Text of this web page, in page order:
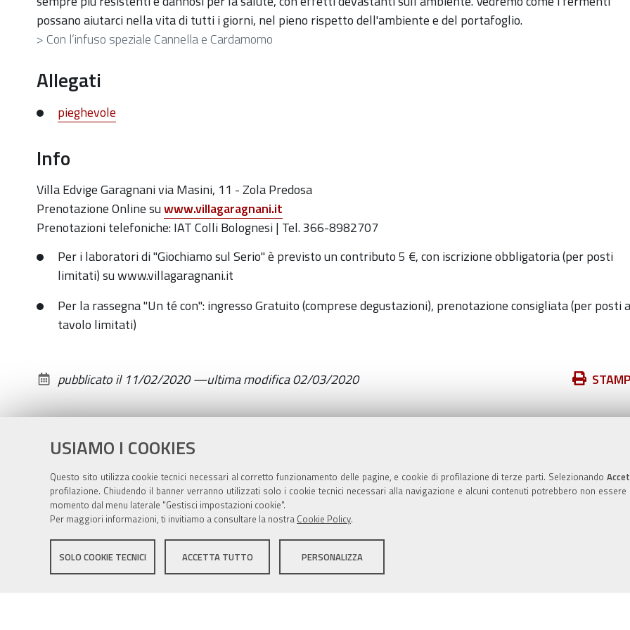
USIAMO I COOKIES
Questo sito utilizza cookie tecnici necessari al corretto funzionamento delle pagine, e cookie di profilazione di terze parti. Selezionando
profilazione. Chiudendo il banner verranno utilizzati solo i cookie tecnici necessari alla navigazione e alcuni contenuti potrebbero non
momento dal menu laterale "Gestisci impostazioni cookie".
Per maggiori informazioni, ti invitiamo a consultare la nostra Cookie Policy.
SOLO COOKIE TECNICI ACCETTA TUTTO PERSONALIZZA
possano aiutarci nella vita di tutti i giorni, nel pieno rispetto dell'ambiente e del portafoglio.
> Con l’infuso speziale Cannella e Cardamomo
Allegati
pieghevole
Info
Villa Edvige Garagnani via Masini, 11 - Zola Predosa
Prenotazione Online suwww.villagaragnani.it
Prenotazioni telefoniche: IAT Colli Bolognesi | Tel. 366-8982707
Per i laboratori di "Giochiamo sul Serio" è previsto un contributo 5 €, con iscrizione obbligatoria (per posti
limitati) suwww.villagaragnani.it
Per la rassegna "Un té con": ingresso Gratuito (comprese degustazioni), prenotazione consigliata(per posti
tavolo limitati)
Azioni
documento
pubblicato il 11/02/2020—ultima modifica02/03/2020
Sito istituzionale Comune di Zola Predosa